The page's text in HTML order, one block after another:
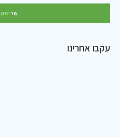
שליחה
עקבו אחרינו